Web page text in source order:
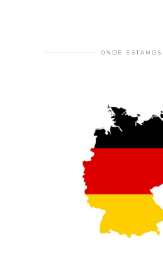
ONDE ESTAMOS